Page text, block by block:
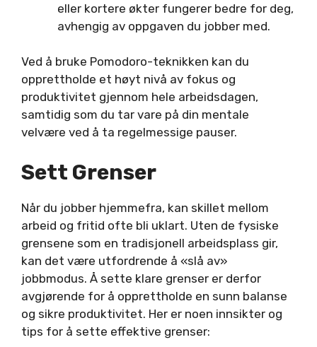
eller kortere økter fungerer bedre for deg,
avhengig av oppgaven du jobber med.
Ved å bruke Pomodoro-teknikken kan du
opprettholde et høyt nivå av fokus og
produktivitet gjennom hele arbeidsdagen,
samtidig som du tar vare på din mentale
velvære ved å ta regelmessige pauser.
Sett Grenser
Når du jobber hjemmefra, kan skillet mellom
arbeid og fritid ofte bli uklart. Uten de fysiske
grensene som en tradisjonell arbeidsplass gir,
kan det være utfordrende å «slå av»
jobbmodus. Å sette klare grenser er derfor
avgjørende for å opprettholde en sunn balanse
og sikre produktivitet. Her er noen innsikter og
tips for å sette effektive grenser: